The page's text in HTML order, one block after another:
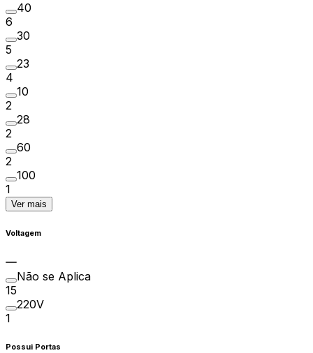
40
6
30
5
23
4
10
2
28
2
60
2
100
1
Ver mais
Voltagem
Não se Aplica
15
220V
1
Possui Portas